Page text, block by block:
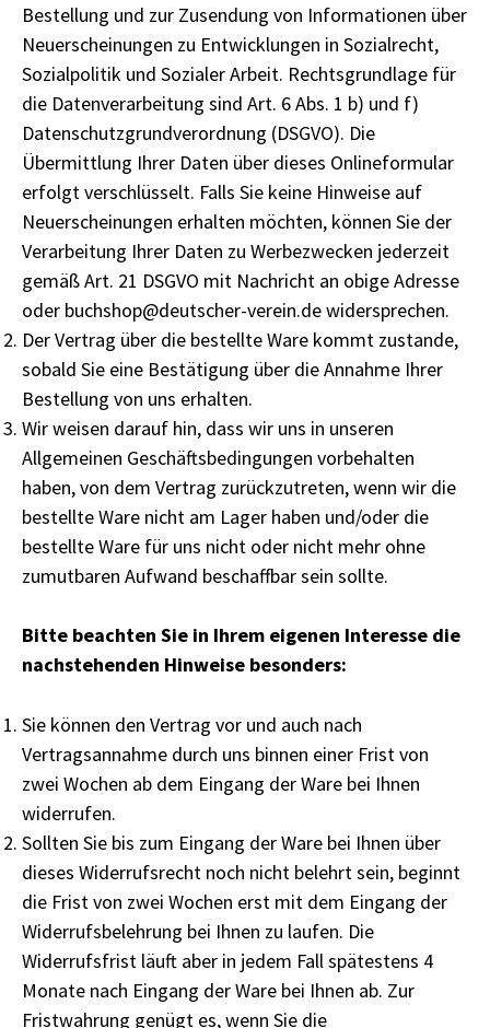
Bestellung und zur Zusendung von Informationen über
Neuerscheinungen zu Entwicklungen in Sozialrecht,
Sozialpolitik und Sozialer Arbeit. Rechtsgrundlage für
die Datenverarbeitung sind Art. 6 Abs. 1 b) und f)
Datenschutzgrundverordnung (DSGVO). Die
Übermittlung Ihrer Daten über dieses Onlineformular
erfolgt verschlüsselt. Falls Sie keine Hinweise auf
Neuerscheinungen erhalten möchten, können Sie der
Verarbeitung Ihrer Daten zu Werbezwecken jederzeit
gemäß Art. 21 DSGVO mit Nachricht an obige Adresse
oder buchshop@deutscher-verein.de widersprechen.
Der Vertrag über die bestellte Ware kommt zustande,
sobald Sie eine Bestätigung über die Annahme Ihrer
Bestellung von uns erhalten.
Wir weisen darauf hin, dass wir uns in unseren
Allgemeinen Geschäftsbedingungen vorbehalten
haben, von dem Vertrag zurückzutreten, wenn wir die
bestellte Ware nicht am Lager haben und/oder die
bestellte Ware für uns nicht oder nicht mehr ohne
zumutbaren Aufwand beschaffbar sein sollte.
Bitte beachten Sie in Ihrem eigenen Interesse die
nachstehenden Hinweise besonders:
Sie können den Vertrag vor und auch nach
Vertragsannahme durch uns binnen einer Frist von
zwei Wochen ab dem Eingang der Ware bei Ihnen
widerrufen.
Sollten Sie bis zum Eingang der Ware bei Ihnen über
dieses Widerrufsrecht noch nicht belehrt sein, beginnt
die Frist von zwei Wochen erst mit dem Eingang der
Widerrufsbelehrung bei Ihnen zu laufen. Die
Widerrufsfrist läuft aber in jedem Fall spätestens 4
Monate nach Eingang der Ware bei Ihnen ab. Zur
Fristwahrung genügt es, wenn Sie die